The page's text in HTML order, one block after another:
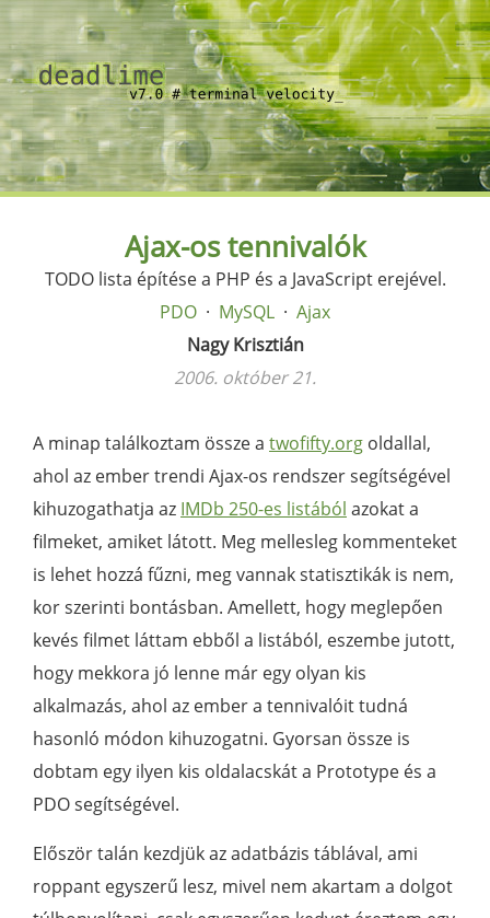
Ajax-os tennivalók
TODO lista építése a PHP és a JavaScript erejével.
PDO
MySQL
Ajax
Nagy Krisztián
2006. október 21.
A minap találkoztam össze a twofifty.org oldallal,
ahol az ember trendi Ajax-os rendszer segítségével
kihuzogathatja az IMDb 250-es listából azokat a
filmeket, amiket látott. Meg mellesleg kommenteket
is lehet hozzá fűzni, meg vannak statisztikák is nem,
kor szerinti bontásban. Amellett, hogy meglepően
kevés filmet láttam ebből a listából, eszembe jutott,
hogy mekkora jó lenne már egy olyan kis
alkalmazás, ahol az ember a tennivalóit tudná
hasonló módon kihuzogatni. Gyorsan össze is
dobtam egy ilyen kis oldalacskát a Prototype és a
PDO segítségével.
Először talán kezdjük az adatbázis táblával, ami
roppant egyszerű lesz, mivel nem akartam a dolgot